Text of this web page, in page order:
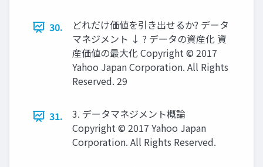
30.
どれだけ価値を引き出せるか? データ
マネジメント ↓ ? データの資産化 資
産価値の最大化 Copyright © 2017
Yahoo Japan Corporation. All Rights
Reserved. 29
31.
3. データマネジメント概論
Copyright © 2017 Yahoo Japan
Corporation. All Rights Reserved.